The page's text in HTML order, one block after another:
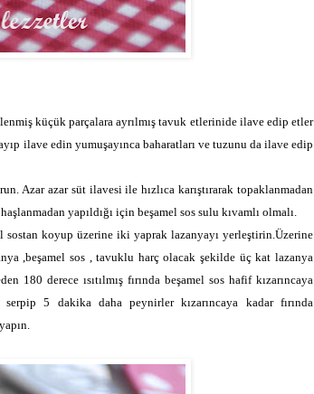
küçük parçalara ayrılmış tavuk etlerinide ilave edip etler
ilave edin yumuşayınca baharatları ve tuzunu da ilave edip
Azar azar süt ilavesi ile hızlıca karıştırarak topaklanmadan
yapıldığı için beşamel sos sulu kıvamlı olmalı.
sostan koyup üzerine iki yaprak lazanyayı yerleştirin.Üzerine
,beşamel sos , tavuklu harç olacak şekilde üç kat lazanya
180 derece ısıtılmış fırında beşamel sos hafif kızarıncaya
5 dakika daha peynirler kızarıncaya kadar fırında